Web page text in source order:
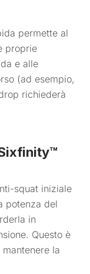
permette al
proprie
e alle
(ad esempio,
richiederà
squat iniziale
potenza del
in
Questo è
la